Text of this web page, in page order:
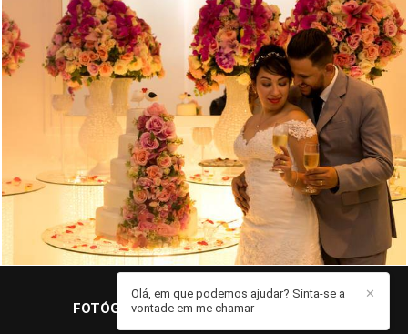
5842 353
FOTÓGRAFO JOHN EDGARD
✕
Olá, em que podemos ajudar? Sinta-se a
vontade em me chamar